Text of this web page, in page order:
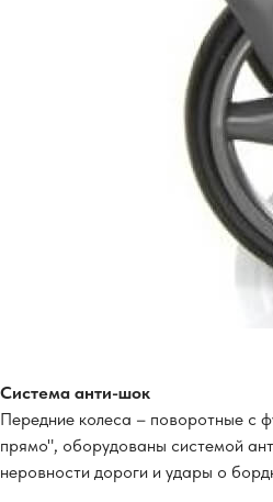
Система анти-шок
Передние колеса – поворотные с
прямо", оборудованы системой
неровности дороги и удары о